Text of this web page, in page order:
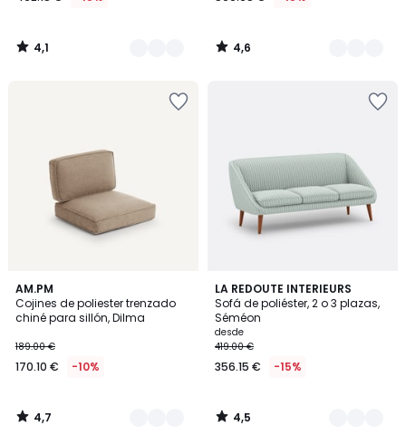
4,1
/
4,6
/
AM.PM
Cojines de poliester trenzado
chiné para sillón, Dilma
189.00 €
170.10 € -10%
4,7
/ 5
3
Colores
4,7
/
LA REDOUTE INTERIEURS
Sofá de poliéster, 2 o 3 plazas,
Séméon
desde
419.00 €
356.15 € -15%
4,5
/ 5
5
Colores
4,5
/